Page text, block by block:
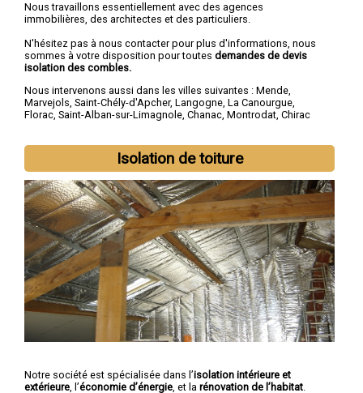
Nous travaillons essentiellement avec des agences
immobilières, des architectes et des particuliers.
N'hésitez pas à nous contacter pour plus d'informations, nous
sommes à votre disposition pour toutes demandes de devis
isolation des combles.
Nous intervenons aussi dans les villes suivantes : Mende,
Marvejols, Saint-Chély-d'Apcher, Langogne, La Canourgue,
Florac, Saint-Alban-sur-Limagnole, Chanac, Montrodat, Chirac
Isolation de toiture
Notre société est spécialisée dans l’isolation intérieure et
extérieure, l’économie d’énergie, et la rénovation de l’habitat.